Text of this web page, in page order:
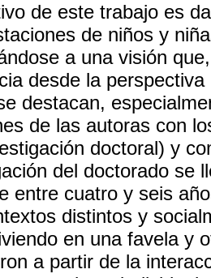
de este trabajo es
de niños y
a una visión
desde la
destacan,
de las autoras con
doctoral) y
del doctorado se
entre cuatro y seis
distintos y
en una favela y
a partir de la